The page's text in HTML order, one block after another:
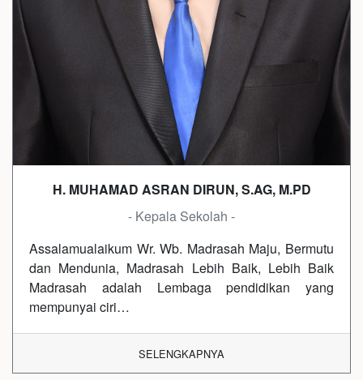
H. MUHAMAD ASRAN DIRUN, S.AG, M.PD
- Kepala Sekolah -
Assalamualaikum Wr. Wb. Madrasah Maju, Bermutu
dan Mendunia, Madrasah Lebih Baik, Lebih Baik
Madrasah adalah Lembaga pendidikan yang
mempunyai ciri…
SELENGKAPNYA